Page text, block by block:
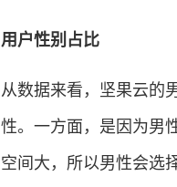
用户性别占比
从数据来看，坚果云的
性。一方面，是因为男
空间大，所以男性会选